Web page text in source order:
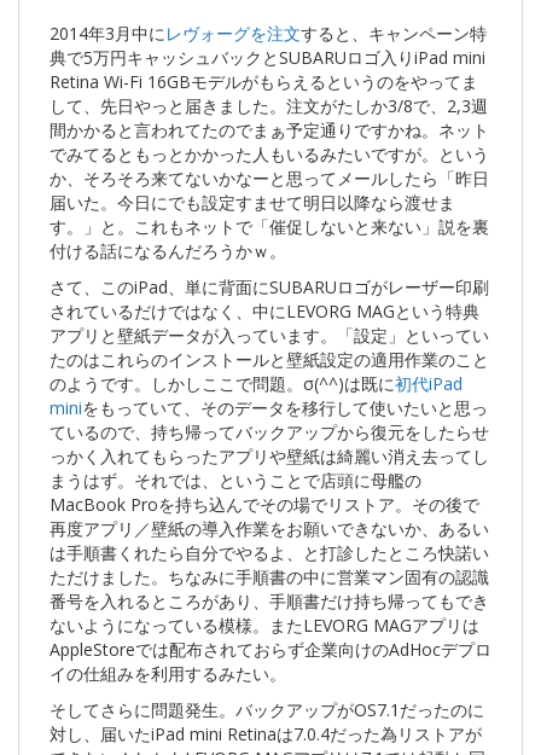
2014年3月中にレヴォーグを注文すると、キャンペーン特
典で5万円キャッシュバックとSUBARUロゴ入りiPad mini
Retina Wi-Fi 16GBモデルがもらえるというのをやってま
して、先日やっと届きました。注文がたしか3/8で、2,3週
間かかると言われてたのでまぁ予定通りですかね。ネット
でみてるともっとかかった人もいるみたいですが。という
か、そろそろ来てないかなーと思ってメールしたら「昨日
届いた。今日にでも設定すませて明日以降なら渡せま
す。」と。これもネットで「催促しないと来ない」説を裏
付ける話になるんだろうかｗ。
さて、このiPad、単に背面にSUBARUロゴがレーザー印刷
されているだけではなく、中にLEVORG MAGという特典
アプリと壁紙データが入っています。「設定」といってい
たのはこれらのインストールと壁紙設定の適用作業のこと
のようです。しかしここで問題。σ(^^)は既に初代iPad
miniをもっていて、そのデータを移行して使いたいと思っ
ているので、持ち帰ってバックアップから復元をしたらせ
っかく入れてもらったアプリや壁紙は綺麗い消え去ってし
まうはず。それでは、ということで店頭に母艦の
MacBook Proを持ち込んでその場でリストア。その後で
再度アプリ／壁紙の導入作業をお願いできないか、あるい
は手順書くれたら自分でやるよ、と打診したところ快諾い
ただけました。ちなみに手順書の中に営業マン固有の認識
番号を入れるところがあり、手順書だけ持ち帰ってもでき
ないようになっている模様。またLEVORG MAGアプリは
AppleStoreでは配布されておらず企業向けのAdHocデプロ
イの仕組みを利用するみたい。
そしてさらに問題発生。バックアップがOS7.1だったのに
対し、届いたiPad mini Retinaは7.0.4だった為リストアが